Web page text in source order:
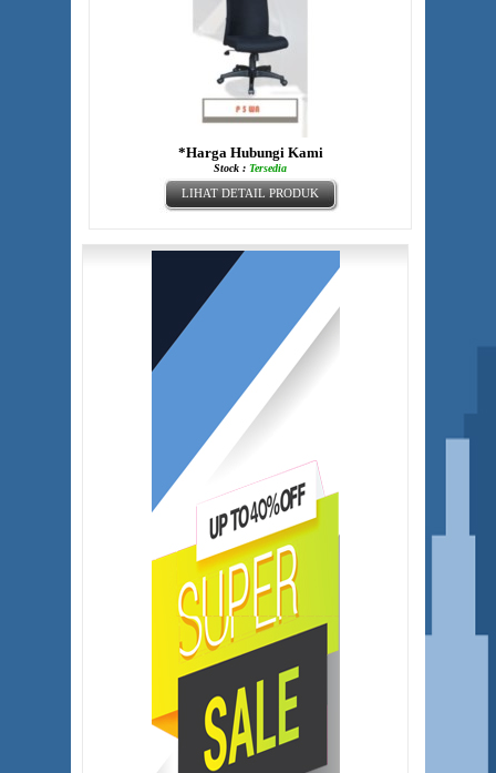
*Harga Hubungi Kami
Stock : Tersedia
LIHAT DETAIL PRODUK